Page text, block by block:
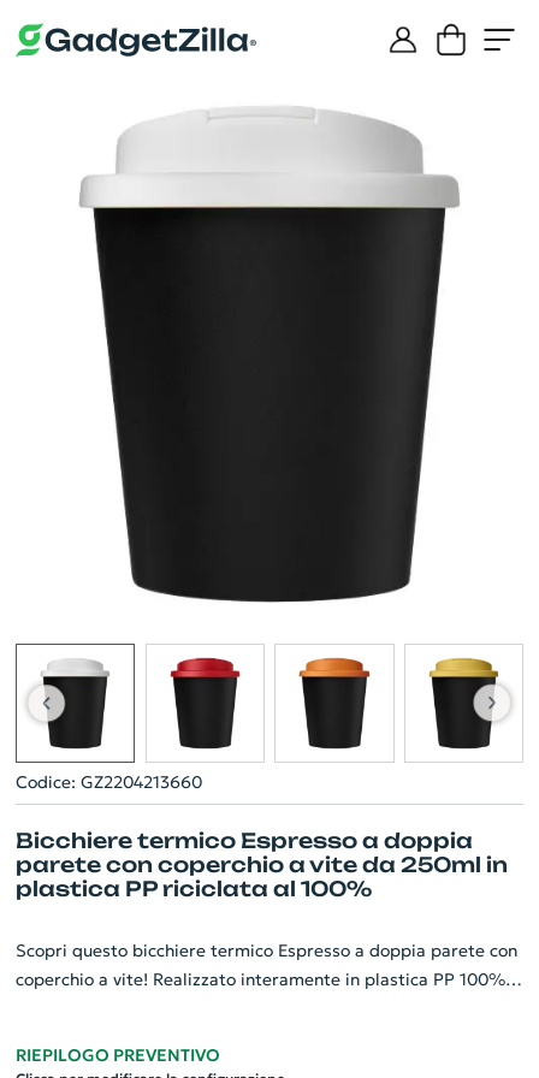
Codice: GZ2204213660
Bicchiere termico Espresso a doppia
parete con coperchio a vite da 250ml in
plastica PP riciclata al 100%
Scopri questo bicchiere termico Espresso a doppia parete con
coperchio a vite! Realizzato interamente in plastica PP 100%
dotato di clip che impediscono fuoriuscite e rigurgiti. L'assenza
RIEPILOGO PREVENTIVO